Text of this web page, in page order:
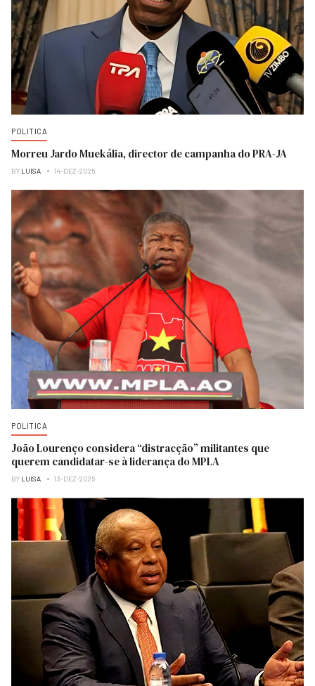
POLITICA
Morreu Jardo Muekália, director de campanha do PRA-JA
BY LUISA 14-DEZ-2025
POLITICA
João Lourenço considera “distracção” militantes que
querem candidatar-se à liderança do MPLA
BY LUISA 13-DEZ-2025